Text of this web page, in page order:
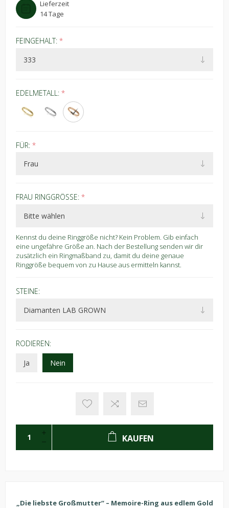
Lieferzeit
14 Tage
FEINGEHALT: *
EDELMETALL: *
FÜR: *
FRAU RINGGRÖSSE: *
Kennst du deine Ringgröße nicht? Kein Problem. Gib einfach
eine ungefähre Größe an. Nach der Bestellung senden wir dir
zusätzlich ein Ringmaßband zu, damit du deine genaue
Ringgröße bequem von zu Hause aus ermitteln kannst.
STEINE:
RODIEREN:
Ja
Nein
KAUFEN
„Die liebste Großmutter“ – Memoire-Ring aus edlem Gold